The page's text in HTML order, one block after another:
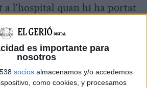
es importante para
nosotros
socios almacenamos y/o accedemos
como cookies, y procesamos
a l'hospital quan hi ha portat
a l'habitatge, Antonia